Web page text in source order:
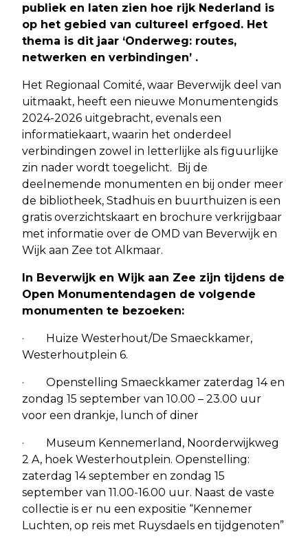
publiek en laten zien hoe rijk Nederland is
op het gebied van cultureel erfgoed. Het
thema is dit jaar ‘Onderweg: routes,
netwerken en verbindingen’ .
Het Regionaal Comité, waar Beverwijk deel van
uitmaakt, heeft een nieuwe Monumentengids
2024-2026 uitgebracht, evenals een
informatiekaart, waarin het onderdeel
verbindingen zowel in letterlijke als figuurlijke
zin nader wordt toegelicht. Bij de
deelnemende monumenten en bij onder meer
de bibliotheek, Stadhuis en buurthuizen is een
gratis overzichtskaart en brochure verkrijgbaar
met informatie over de OMD van Beverwijk en
Wijk aan Zee tot Alkmaar.
In Beverwijk en Wijk aan Zee zijn tijdens de
Open Monumentendagen de volgende
monumenten te bezoeken:
· Huize Westerhout/De Smaeckkamer,
Westerhoutplein 6.
· Openstelling Smaeckkamer zaterdag 14 en
zondag 15 september van 10.00 – 23.00 uur
voor een drankje, lunch of diner
· Museum Kennemerland, Noorderwijkweg
2 A, hoek Westerhoutplein. Openstelling:
zaterdag 14 september en zondag 15
september van 11.00-16.00 uur. Naast de vaste
collectie is er nu een expositie “Kennemer
Luchten, op reis met Ruysdaels en tijdgenoten”